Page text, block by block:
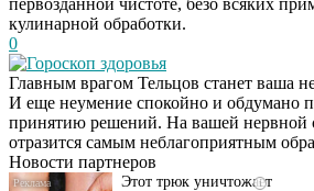
кулинарной обработки.
0
Гороскоп здоровья
Главным врагом Тельцов станет ваша
И еще неумение спокойно и обдумано
принятию решений. На вашей нервной
отразится самым неблагоприятным
Новости партнеров
Даже самый
запущенный грибок
исчезнет с корнем,
если перед сном…
i
Этот трюк уничтожает